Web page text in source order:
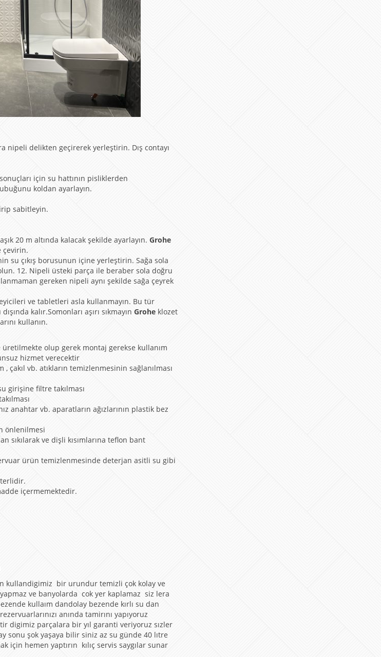
nipeli delikten geçirerek yerleştirin. Dış contayı
için su hattının pisliklerden
koldan ayarlayın.
sabitleyin.
20 m altında kalacak şekilde ayarlayın. Grohe
çevirin.
su çıkış borusunun içine yerleştirin. Sağa sola
12. Nipeli üsteki parça ile beraber sola doğru
gereken nipeli aynı şekilde sağa çeyrek
ve tabletleri asla kullanmayın. Bu tür
kalır.Somonları aşırı sıkmayın Grohe klozet
kullanın.
olup gerek montaj gerekse kullanım
hizmet verecektir
vb. atıkların temizlenmesinin sağlanılması
girişine filtre takılması
anahtar vb. aparatların ağızlarının plastik bez
önlenilmesi
sıkılarak ve dişli kısımlarına teflon bant
ürün temizlenmesinde deterjan asitli su gibi
içermemektedir.
kullandigimiz bir urundur temizli çok kolay ve
ve banyolarda cok yer kaplamaz siz lera
kullaım dandolay bezende kırlı su dan
anında tamirını yapıyoruz
digimiz parçalara bir yıl garanti veriyoruz sızler
sonu şok yaşaya bilir siniz az su günde 40 lıtre
için hemen yaptırın kılıç servis saygılar sunar